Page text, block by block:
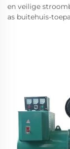
en veilige
as buitehuis-